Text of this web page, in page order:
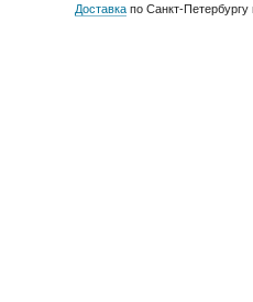
Доставка по Санкт-Петербургу